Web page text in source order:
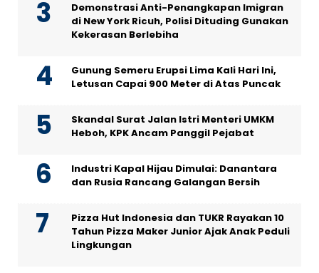
Demonstrasi Anti-Penangkapan Imigran
di New York Ricuh, Polisi Dituding Gunakan
Kekerasan Berlebiha
Gunung Semeru Erupsi Lima Kali Hari Ini,
Letusan Capai 900 Meter di Atas Puncak
Skandal Surat Jalan Istri Menteri UMKM
Heboh, KPK Ancam Panggil Pejabat
Industri Kapal Hijau Dimulai: Danantara
dan Rusia Rancang Galangan Bersih
Pizza Hut Indonesia dan TUKR Rayakan 10
Tahun Pizza Maker Junior Ajak Anak Peduli
Lingkungan